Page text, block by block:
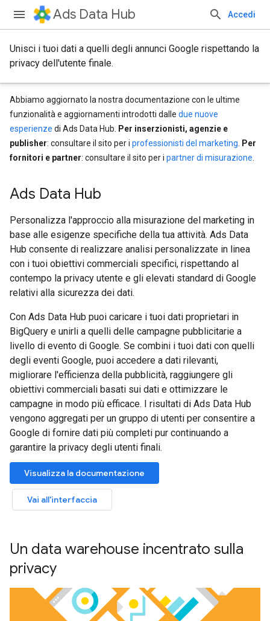
Ads Data Hub Accedi
Unisci i tuoi dati a quelli degli annunci Google rispettando la
privacy dell'utente finale.
Abbiamo aggiornato la nostra documentazione con le ultime
funzionalità e aggiornamenti introdotti dalle due nuove
esperienze di Ads Data Hub.
Per inserzionisti, agenzie e
publisher: consultare il sito per i professionisti del marketing
Per
fornitori e partner: consultare il sito per i partner di misurazione
Ads Data Hub
Personalizza l'approccio alla misurazione del marketing in
base alle esigenze specifiche della tua attività. Ads Data
Hub consente di realizzare analisi personalizzate in linea
con i tuoi obiettivi commerciali specifici, rispettando al
contempo la privacy utente e gli elevati standard di Google
relativi alla sicurezza dei dati.
Con Ads Data Hub puoi caricare i tuoi dati proprietari in
BigQuery e unirli a quelli delle campagne pubblicitarie a
livello di evento di Google. Se combini i tuoi dati con quelli
degli eventi Google, puoi accedere a dati rilevanti,
migliorare l'efficienza della pubblicità, raggiungere gli
obiettivi commerciali basati sui dati e ottimizzare le
campagne in modo più efficace. I risultati di Ads Data Hub
vengono aggregati per un gruppo di utenti per consentire a
Google di fornire dati più completi pur continuando a
garantire la privacy degli utenti finali.
Visualizza la documentazione
Vai all'interfaccia
Un data warehouse incentrato sulla
privacy